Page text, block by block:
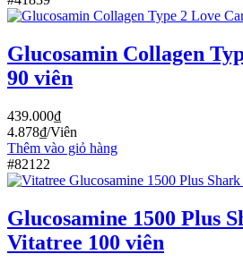
Glucosamin Collagen
90 viên
439.000₫
4.878₫/Viên
Thêm vào giỏ hàng
#82122
Glucosamine 1500 Plus
Vitatree 100 viên